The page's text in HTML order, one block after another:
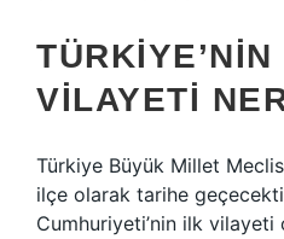
VILAYETI
Türkiye Büyük Millet
ilçe olarak tarihe
Cumhuriyeti’nin ilk